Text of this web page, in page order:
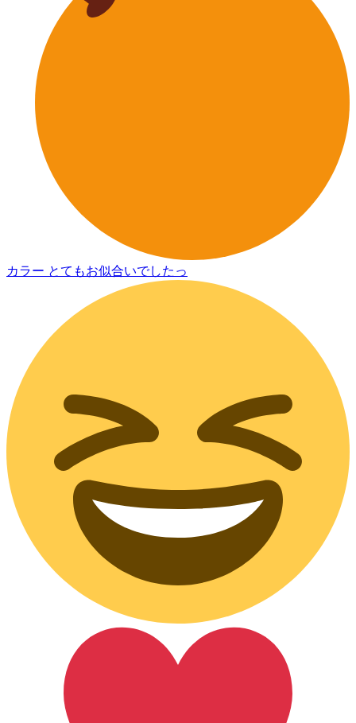
カラー とてもお似合いでしたっ